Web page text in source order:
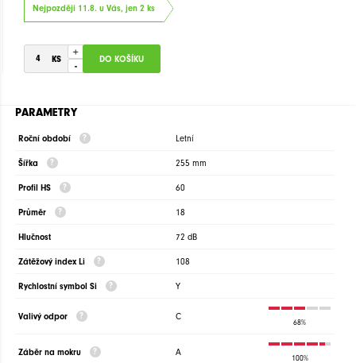
Nejpozději 11.8. u Vás, jen 2 ks
+
-
PARAMETRY
Roční období Letní
Šířka 255 mm
Profil HS 60
Průměr 18
Hlučnost 72 dB
Zátěžový index Li 108
Rychlostní symbol Si Y
Valivý odpor C
68%
Záběr na mokru A
100%